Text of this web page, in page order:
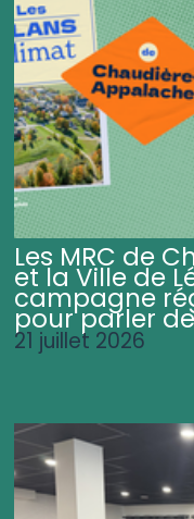
Les MRC de
et la Ville de
campagne
pour parler
21 juillet 2026